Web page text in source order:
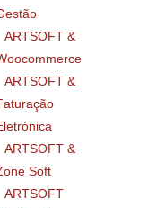
ARTSOFT &
ARTSOFT &
ARTSOFT &
Soft
ARTSOFT